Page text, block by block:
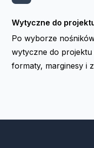
Wytyczne do
Po wyborze
wytyczne do projektu
formaty, marginesy i